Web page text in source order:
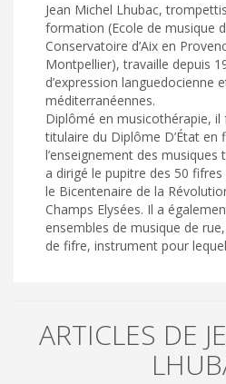
Jean Michel Lhubac,
formation (Ecole de musique
Conservatoire d’Aix en
Montpellier), travaille depuis
d’expression languedocienne
méditerranéennes.
Diplômé en musicothérapie,
titulaire du Diplôme D’État en
l’enseignement des musiques
a dirigé le pupitre des 50 fifres
le Bicentenaire de la
Champs Elysées. Il a
ensembles de musique de
de fifre, instrument pour lequel
ARTICLES DE